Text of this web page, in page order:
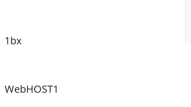
1bx
WebHOST1